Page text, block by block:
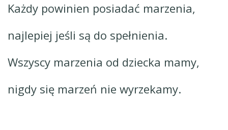
Każdy powinien posiadać marzenia,
najlepiej jeśli są do spełnienia.
Wszyscy marzenia od dziecka mamy,
nigdy się marzeń nie wyrzekamy.